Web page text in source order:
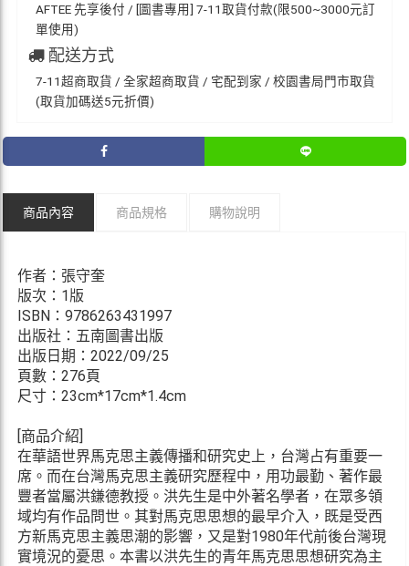
AFTEE 先享後付 / [圖書專用] 7-11取貨付款(限500~3000元訂
單使用)
配送方式
7-11超商取貨 / 全家超商取貨 / 宅配到家 / 校園書局門市取貨
(取貨加碼送5元折價)
商品內容 商品規格 購物說明
作者：張守奎
版次：1版
ISBN：9786263431997
出版社：五南圖書出版
出版日期：2022/09/25
頁數：276頁
尺寸：23cm*17cm*1.4cm
[商品介紹]
在華語世界馬克思主義傳播和研究史上，台灣占有重要一
席。而在台灣馬克思主義研究歷程中，用功最勤、著作最
豐者當屬洪鎌德教授。洪先生是中外著名學者，在眾多領
域均有作品問世。其對馬克思思想的最早介入，既是受西
方新馬克思主義思潮的影響，又是對1980年代前後台灣現
實境況的憂思。本書以洪先生的青年馬克思思想研究為主